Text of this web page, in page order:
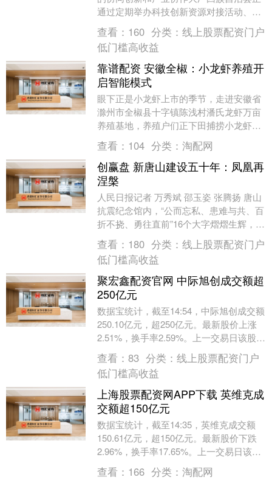
通过定期举办科技创新资源对接活动、搭
建共享研发平台、优化营商环境等一系列
举措，加快推动科....
查看： 160 分类： 线上股票配资门户
低门槛高收益
靠谱配资 安徽全椒：小龙虾养殖开
启智能模式
眼下正是小龙虾上市的季节，走进安徽省
滁州市全椒县十字镇陈浅村潘氏龙虾万亩
养殖基地，养殖户们正下田捕捞小龙虾。
收笼、倒虾、入桶……一连串动作麻利娴
熟，不一会儿，水....
查看： 104 分类： 淘配网
创赢盘 新唐山建设五十年：凤凰再
涅槃
人民日报记者 万秀斌 邵玉姿 张腾扬 唐山
抗震纪念馆内，“公而忘私、患难与共、百
折不挠、勇往直前”16个大字熠熠生辉，镌
刻着1976年抗震救灾的精神力量，见证
着....
查看： 180 分类： 线上股票配资门户
低门槛高收益
聚宏鑫配资官网 中际旭创成交额超
250亿元
数据宝统计，截至14:54，中际旭创成交额
250.10亿元，超250亿元。最新股价上涨
2.51%，换手率2.59%。上一交易日该股全
天成交额为214.34亿元。....
查看： 83 分类： 线上股票配资门户
低门槛高收益
上海股票配资网APP下载 英维克成
交额超150亿元
数据宝统计，截至14:35，英维克成交额
150.61亿元，超150亿元。最新股价下跌
2.96%，换手率17.65%。上一交易日该股
全天成交额为6.52亿元。（数....
查看： 166 分类： 淘配网